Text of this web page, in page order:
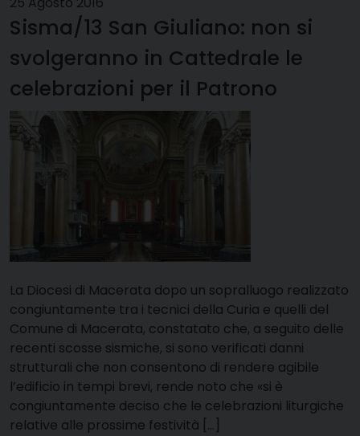
Sisma/13 San Giuliano: non si
svolgeranno in Cattedrale le
celebrazioni per il Patrono
La Diocesi di Macerata dopo un sopralluogo realizzato
congiuntamente tra i tecnici della Curia e quelli del
Comune di Macerata, constatato che, a seguito delle
recenti scosse sismiche, si sono verificati danni
strutturali che non consentono di rendere agibile
l’edificio in tempi brevi, rende noto che «si è
congiuntamente deciso che le celebrazioni liturgiche
relative alle prossime festività […]